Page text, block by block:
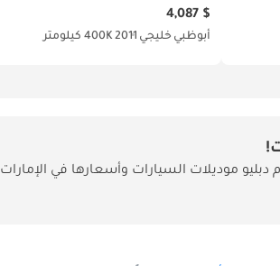
$ 4,087
أبوظبي خليجي 2011400K كيلومتر
موديلات السيارات وأسعارها في الإمارات